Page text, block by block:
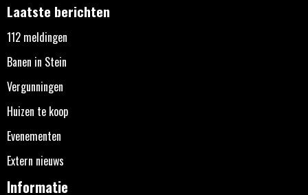
Laatste berichten
112 meldingen
Banen in Stein
Vergunningen
Huizen te koop
Evenementen
Extern nieuws
Informatie